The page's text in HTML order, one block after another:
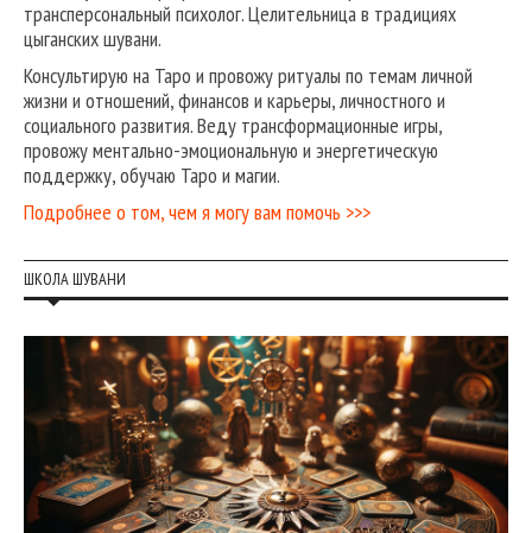
трансперсональный психолог. Целительница в традициях
цыганских шувани.
Консультирую на Таро и провожу ритуалы по темам личной
жизни и отношений, финансов и карьеры, личностного и
социального развития. Веду трансформационные игры,
провожу ментально-эмоциональную и энергетическую
поддержку, обучаю Таро и магии.
Подробнее о том, чем я могу вам помочь >>>
ШКОЛА ШУВАНИ